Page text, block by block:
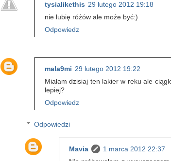
tysialikethis 29 lutego 2012 19:18
nie lubię różów ale może być:)
Odpowiedz
mala9mi 29 lutego 2012 19:22
Miałam dzisiaj ten lakier w reku ale
lepiej?
Odpowiedz
Odpowiedzi
Mavia
1 marca 2012 22:37